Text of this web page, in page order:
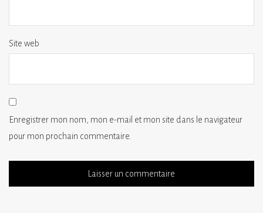
Site web
Enregistrer mon nom, mon e-mail et mon site dans le navigateur
pour mon prochain commentaire.